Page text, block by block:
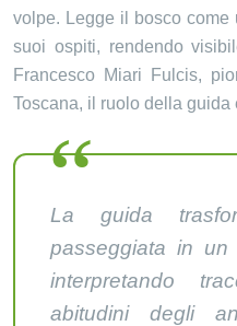
volpe. Legge il bosco
suoi ospiti, rendendo
Francesco Miari Fulcis,
Toscana, il ruolo della guida
La guida
passeggiata in un
interpretando
abitudini degli